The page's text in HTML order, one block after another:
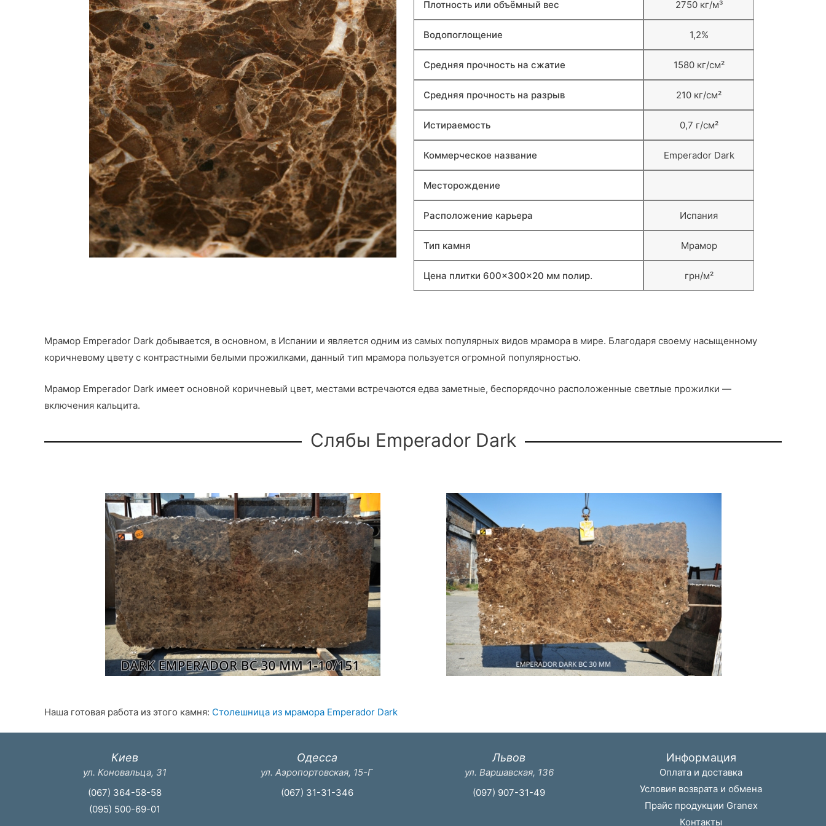
Плотность или объёмный вес 2750 кг/м³
Водопоглощение 1,2%
Средняя прочность на сжатие 1580 кг/см²
Средняя прочность на разрыв 210 кг/см²
Истираемость 0,7 г/см²
Коммерческое название Emperador Dark
Месторождение
Расположение карьера Испания
Тип камня Мрамор
Цена плитки 600×300×20 мм полир. грн/м²
Мрамор Emperador Dark добывается, в основном, в Испании и является одним из самых популярных видов мрамора в мире. Благодаря своему насыщенному
коричневому цвету с контрастными белыми прожилками, данный тип мрамора пользуется огромной популярностью.
Мрамор Emperador Dark имеет основной коричневый цвет, местами встречаются едва заметные, беспорядочно расположенные светлые прожилки —
включения кальцита.
Слябы Emperador Dark
Наша готовая работа из этого камня: Столешница из мрамора Emperador Dark
Киев
ул. Коновальца, 31
(067) 364-58-58
(095) 500-69-01
Одесса
ул. Аэропортовская, 15-Г
(067) 31-31-346
Львов
ул. Варшавская, 136
(097) 907-31-49
Информация
Оплата и доставка
Условия возврата и обмена
Прайс продукции Granex
Контакты